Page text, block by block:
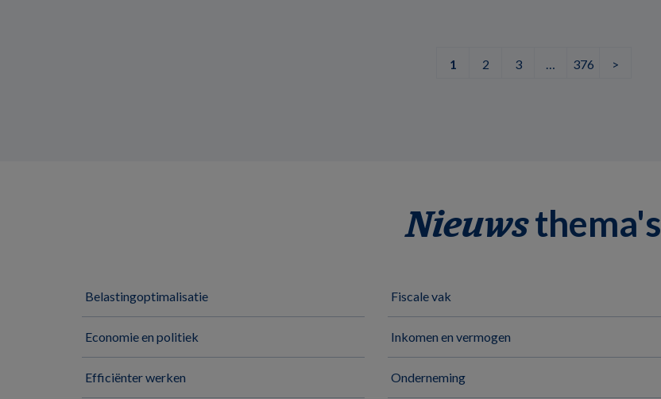
1 2 3 … 376 >
Nieuwsthema's
Belastingoptimalisatie
Economie en politiek
Efficiënter werken
Fiscale vak
Inkomen en vermogen
Onderneming